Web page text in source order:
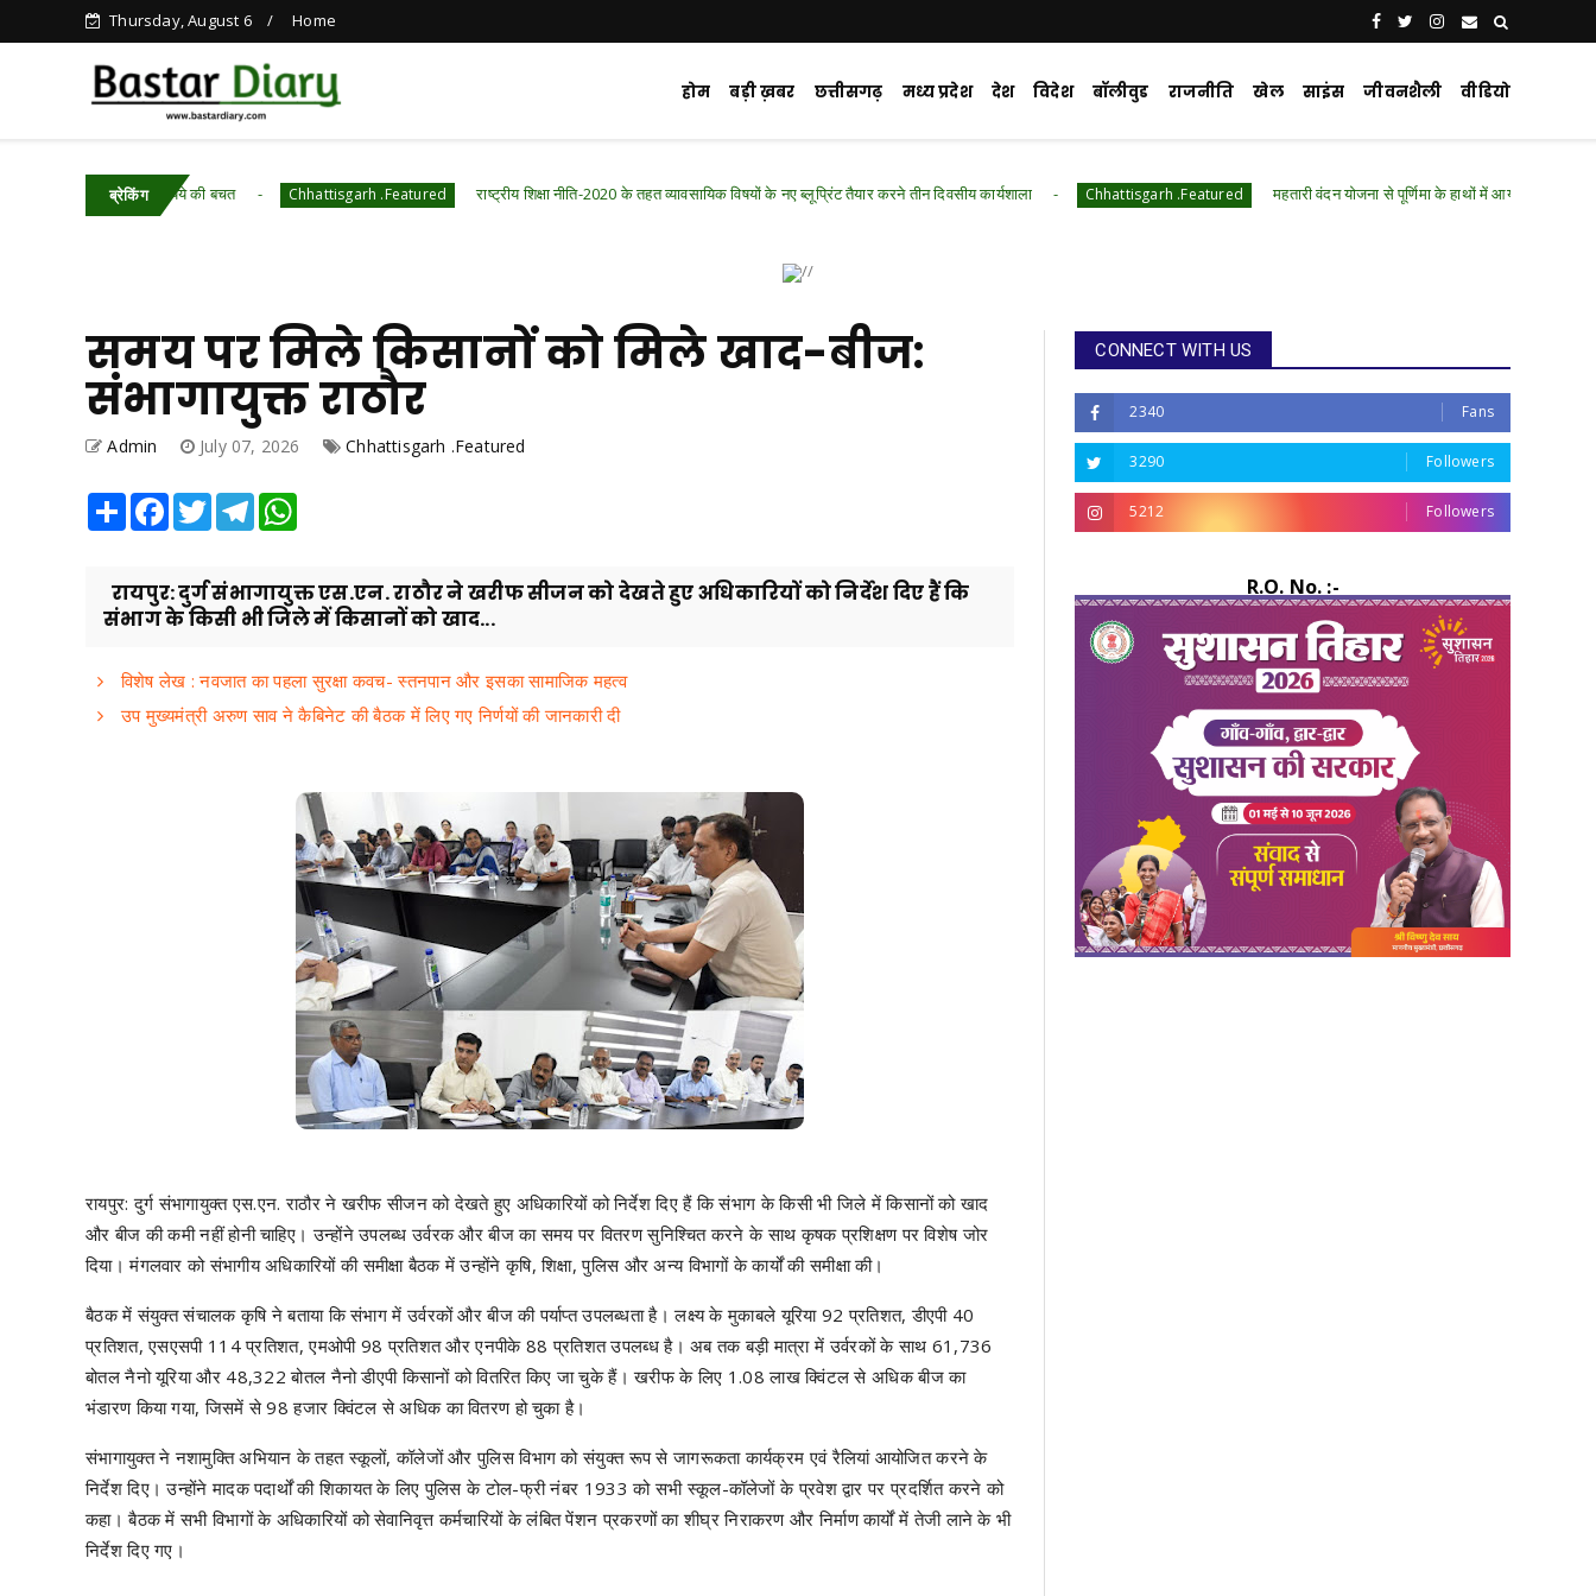
Thursday, August 6 Home
होम बड़ी ख़बर छत्तीसगढ़ मध्य प्रदेश देश विदेश बॉलीवुड राजनीति खेल साइंस जीवनशैली वीडियो
ब्रेकिंग
7 हजार रुपये की बचत Chhattisgarh .Featured राष्ट्रीय शिक्षा नीति-2020 के तहत व्यावसायिक विषयों के नए ब्लूप्रिंट तैयार करने तीन दिवसीय कार्यशाला Chhattisgarh .Featured महतारी वंदन योजना से पूर्णिमा के हाथों में आया आर्थिक संबल, बढ़ा आत्मविश्वास
समय पर मिले किसानों को मिले खाद-बीज:
संभागायुक्त राठौर
Admin July 07, 2026 Chhattisgarh .Featured
Share Facebook
TwitterTelegram
रायपुर: दुर्ग संभागायुक्त एस.एन. राठौर ने खरीफ सीजन को देखते हुए अधिकारियों को निर्देश दिए हैं कि
संभाग के किसी भी जिले में किसानों को खाद...
विशेष लेख : नवजात का पहला सुरक्षा कवच- स्तनपान और इसका सामाजिक महत्व
उप मुख्यमंत्री अरुण साव ने कैबिनेट की बैठक में लिए गए निर्णयों की जानकारी दी
रायपुर: दुर्ग संभागायुक्त एस.एन. राठौर ने खरीफ सीजन को देखते हुए अधिकारियों को निर्देश दिए हैं कि संभाग के किसी भी जिले में किसानों को खाद
और बीज की कमी नहीं होनी चाहिए। उन्होंने उपलब्ध उर्वरक और बीज का समय पर वितरण सुनिश्चित करने के साथ कृषक प्रशिक्षण पर विशेष जोर
दिया। मंगलवार को संभागीय अधिकारियों की समीक्षा बैठक में उन्होंने कृषि, शिक्षा, पुलिस और अन्य विभागों के कार्यों की समीक्षा की।
बैठक में संयुक्त संचालक कृषि ने बताया कि संभाग में उर्वरकों और बीज की पर्याप्त उपलब्धता है। लक्ष्य के मुकाबले यूरिया 92 प्रतिशत, डीएपी 40
प्रतिशत, एसएसपी 114 प्रतिशत, एमओपी 98 प्रतिशत और एनपीके 88 प्रतिशत उपलब्ध है। अब तक बड़ी मात्रा में उर्वरकों के साथ 61,736
बोतल नैनो यूरिया और 48,322 बोतल नैनो डीएपी किसानों को वितरित किए जा चुके हैं। खरीफ के लिए 1.08 लाख क्विंटल से अधिक बीज का
भंडारण किया गया, जिसमें से 98 हजार क्विंटल से अधिक का वितरण हो चुका है।
संभागायुक्त ने नशामुक्ति अभियान के तहत स्कूलों, कॉलेजों और पुलिस विभाग को संयुक्त रूप से जागरूकता कार्यक्रम एवं रैलियां आयोजित करने के
निर्देश दिए। उन्होंने मादक पदार्थों की शिकायत के लिए पुलिस के टोल-फ्री नंबर 1933 को सभी स्कूल-कॉलेजों के प्रवेश द्वार पर प्रदर्शित करने को
कहा। बैठक में सभी विभागों के अधिकारियों को सेवानिवृत्त कर्मचारियों के लंबित पेंशन प्रकरणों का शीघ्र निराकरण और निर्माण कार्यों में तेजी लाने के भी
निर्देश दिए गए।
CONNECT WITH US
2340 Fans
3290 Followers
5212 Followers
R.O. No. :-